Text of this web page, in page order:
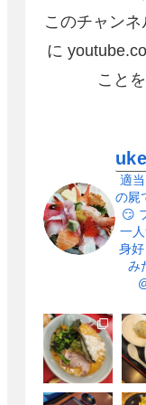
このチャン
に
こと
適当
の屍
😏
一
身好
み